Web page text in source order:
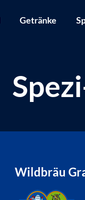
Getränke
Wildbräu